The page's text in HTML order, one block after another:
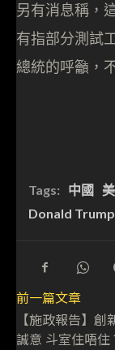
另有消息稱，
有指部分測試
總統的呼籲，
Tags: 中國
Donald Trump
前一篇文章
【施政報告】創
誠意 斗室住唔住